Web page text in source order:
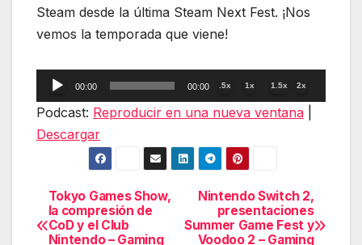
Steam desde la última Steam Next Fest. ¡Nos
vemos la temporada que viene!
Reproductor
de
00:00 00:00 .5x 1x 1.5x 2x
Podcast: Reproducir en una nueva ventana
Descargar
Navegación
de
Nintendo Switch 2,
presentaciones
Summer Game Fest y
Voodoo 2 – Gaming
Tokyo Games Show,
la compresión de
CoD y el Club
Nintendo – Gaming